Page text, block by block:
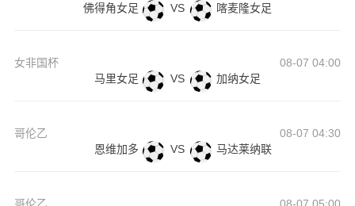
佛得角女足
VS 喀麦隆女足
女非国杯
08-07 04:00
马里女足
VS 加纳女足
哥伦乙
08-07 04:30
恩维加多
VS 马达莱纳联